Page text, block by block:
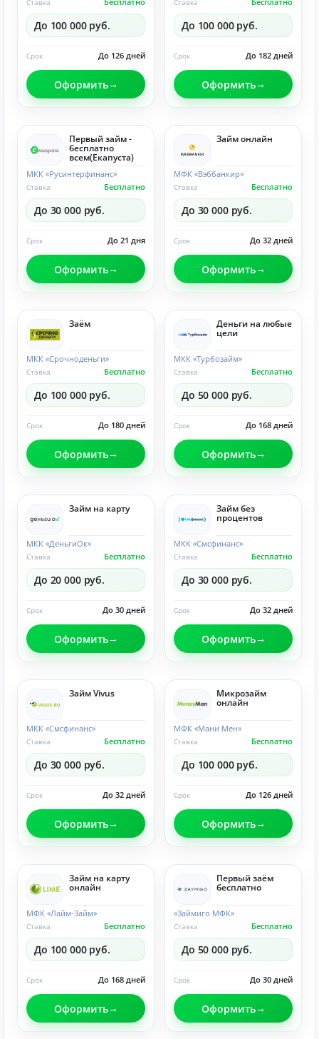
Ставка
До 100 000 руб.
До 126 дней
Срок
Оформить
Ставка
До 100 000 руб.
До 182 дней
Срок
Оформить
Первый займ -
бесплатно
всем(Eкапуста)
МКК «Русинтерфинанс»
Бесплатно
Ставка
До 30 000 руб.
До 21 дня
Срок
Оформить
Займ онлайн
МФК «Вэббанкир»
Бесплатно
Ставка
До 30 000 руб.
До 32 дней
Срок
Оформить
Заём
МКК «Срочноденьги»
Бесплатно
Ставка
До 100 000 руб.
До 180 дней
Срок
Оформить
Деньги на любые
цели
МКК «Турбозайм»
Бесплатно
Ставка
До 50 000 руб.
До 168 дней
Срок
Оформить
Займ на карту
МКК «ДеньгиОк»
Бесплатно
Ставка
До 20 000 руб.
До 30 дней
Срок
Оформить
Займ без
процентов
МКК «Смсфинанс»
Бесплатно
Ставка
До 30 000 руб.
До 32 дней
Срок
Оформить
Займ Vivus
МКК «Смсфинанс»
Бесплатно
Ставка
До 30 000 руб.
До 32 дней
Срок
Оформить
Микрозайм
онлайн
МФК «Мани Мен»
Бесплатно
Ставка
До 100 000 руб.
До 126 дней
Срок
Оформить
Займ на карту
онлайн
МФК «Лайм-Займ»
Бесплатно
Ставка
До 100 000 руб.
До 168 дней
Срок
Оформить
Первый заём
бесплатно
«Займиго МФК»
Бесплатно
Ставка
До 50 000 руб.
До 30 дней
Срок
Оформить